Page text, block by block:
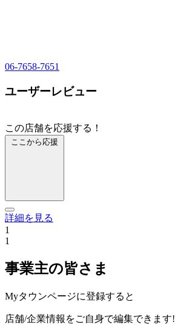
06-7658-7651
ユーザーレビュー
この店舗を応援する！
ここから応援
詳細を見る
1
1
事業主の皆さま
Myタウンページに登録すると
店舗/企業情報をご自身で編集できます!